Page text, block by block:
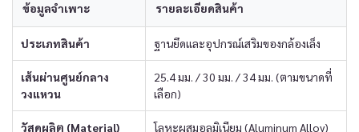
ข้อมูลจำเพาะ รายละเอียดสินค้า
ประเภทสินค้า ฐานยึดและอุปกรณ์เสริมของกล้องเล็ง
เส้นผ่านศูนย์กลาง
วงแหวน
25.4 มม. / 30 มม. / 34 มม. (ตามขนาดที่
เลือก)
วัสดุผลิต (Material) โลหะผสมอลูมิเนียม (Aluminum Alloy)